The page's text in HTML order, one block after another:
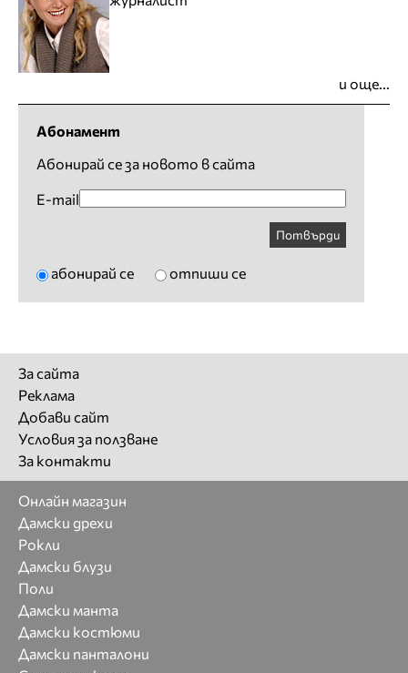
и още...
Абонамент
Абонирай се за новото в сайта
E-mail
Потвърди
абонирай се отпиши се
За сайта
Реклама
Добави сайт
Условия за ползване
За контакти
Онлайн магазин
Дамски дрехи
Рокли
Дамски блузи
Поли
Дамски манта
Дамски костюми
Дамски панталони